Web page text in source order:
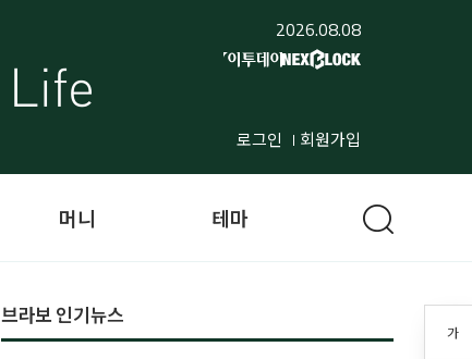
2026.08.08
로그인 회원가입
가
머니 테마
브라보 인기뉴스